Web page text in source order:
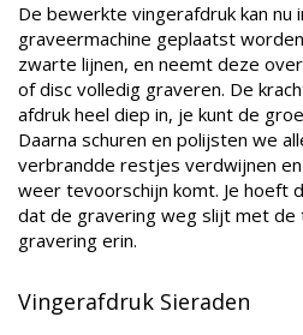
De bewerkte vingerafdruk kan nu
graveermachine geplaatst
zwarte lijnen, en neemt deze
of disc volledig graveren. De
afdruk heel diep in, je kunt de
Daarna schuren en polijsten we
verbrandde restjes verdwijnen
weer tevoorschijn komt. Je hoeft
dat de gravering weg slijt met de
gravering erin.
Vingerafdruk Sieraden